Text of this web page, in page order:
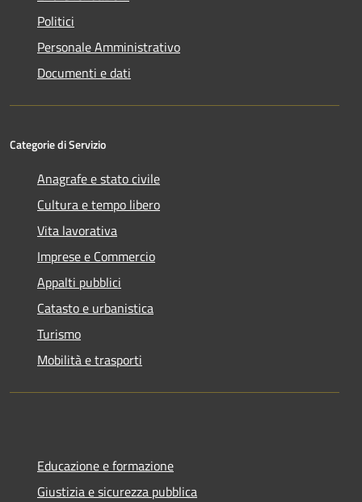
Politici
Personale Amministrativo
Documenti e dati
Categorie di Servizio
Anagrafe e stato civile
Cultura e tempo libero
Vita lavorativa
Imprese e Commercio
Appalti pubblici
Catasto e urbanistica
Turismo
Mobilità e trasporti
Educazione e formazione
Giustizia e sicurezza pubblica